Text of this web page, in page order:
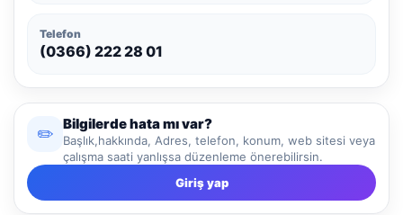
Telefon
(0366) 222 28 01
✏️
Bilgilerde hata mı var?
Başlık,hakkında, Adres, telefon, konum, web sitesi veya
çalışma saati yanlışsa düzenleme önerebilirsin.
Giriş yap